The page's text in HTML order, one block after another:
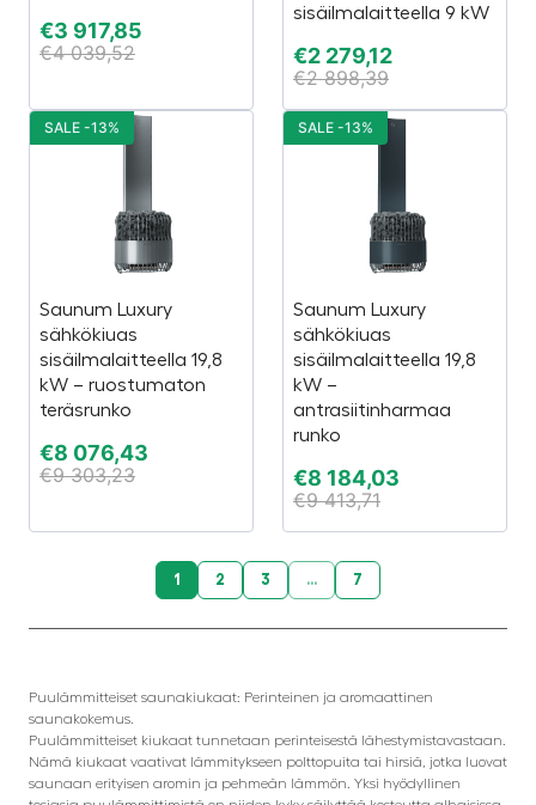
€3 917,85
€4 039,52
sisäilmalaitteella 9 kW
€2 279,12
€2 898,39
Saunum Luxury
sähkökiuas
sisäilmalaitteella 19,8
kW – ruostumaton
teräsrunko
€8 076,43
€9 303,23
SALE -13%
Saunum Luxury
sähkökiuas
sisäilmalaitteella 19,8
kW –
antrasiitinharmaa
runko
€8 184,03
€9 413,71
SALE -13%
1 2 3 ... 7
Puulämmitteiset saunakiukaat: Perinteinen ja aromaattinen
saunakokemus.
Puulämmitteiset kiukaat tunnetaan perinteisestä lähestymistavastaan.
Nämä kiukaat vaativat lämmitykseen polttopuita tai hirsiä, jotka luovat
saunaan erityisen aromin ja pehmeän lämmön. Yksi hyödyllinen